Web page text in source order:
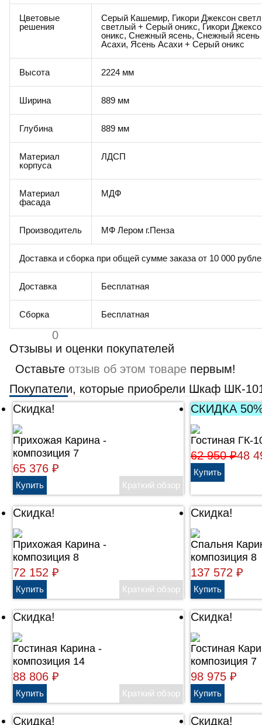
Цветовые
решения
Серый Кашемир, Гикори Джексон
светлый + Серый оникс, Гикори
оникс, Снежный ясень, Снежный
Асахи, Ясень Асахи + Серый оникс
Высота 2224 мм
Ширина 889 мм
Глубина 889 мм
Материал
корпуса
ЛДСП
Материал
фасада
МДФ
Производитель МФ Лером г.Пенза
Доставка и сборка при общей сумме заказа от 10 000
Доставка Бесплатная
Сборка Бесплатная
0
Отзывы и оценки покупателей
Оставьте отзыв об этом товаре первым!
Покупатели, которые приобрели Шкаф ШК-
Скидка!
Прихожая Карина -
композиция 7
65 376₽
СКИДКА
Гостиная ГК-
62 950₽48
Скидка!
Прихожая Карина -
композиция 8
72 152₽
Скидка!
Cпальня
композиция 8
137 572₽
Скидка!
Гостиная Карина -
композиция 14
88 806₽
Скидка!
Гостиная
композиция 7
98 975₽
Скидка! Скидка!